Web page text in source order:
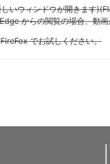
いウィンドウが開きます
からの閲覧の場合、動画
でお試しください。